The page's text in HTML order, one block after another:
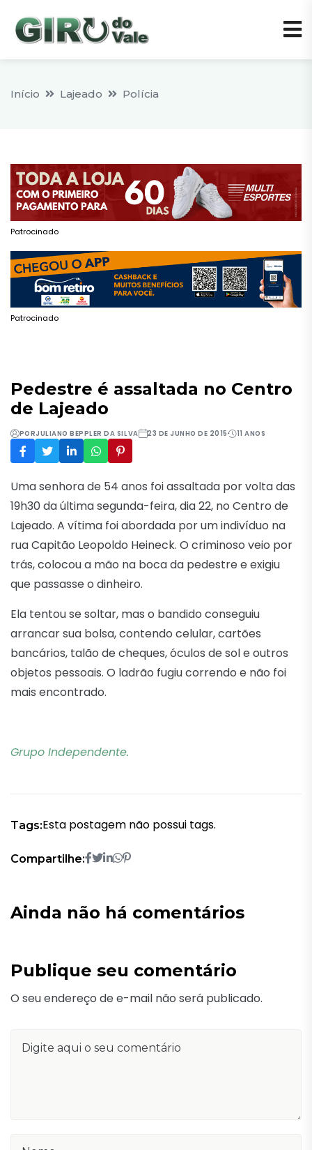
Início Lajeado Polícia
Patrocinado
Patrocinado
Pedestre é assaltada no Centro
de Lajeado
PORJULIANO BEPPLER DA SILVA 23 DE JUNHO DE 2015 11 ANOS
Uma senhora de 54 anos foi assaltada por volta das
19h30 da última segunda-feira, dia 22, no Centro de
Lajeado. A vítima foi abordada por um indivíduo na
rua Capitão Leopoldo Heineck. O criminoso veio por
trás, colocou a mão na boca da pedestre e exigiu
que passasse o dinheiro.
Ela tentou se soltar, mas o bandido conseguiu
arrancar sua bolsa, contendo celular, cartões
bancários, talão de cheques, óculos de sol e outros
objetos pessoais. O ladrão fugiu correndo e não foi
mais encontrado.
Grupo Independente.
Tags:Esta postagem não possui tags.
Compartilhe:
Ainda não há comentários
Publique seu comentário
O seu endereço de e-mail não será publicado.